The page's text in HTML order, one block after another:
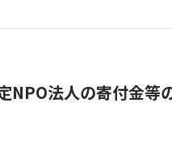
NPO法人の寄付金等